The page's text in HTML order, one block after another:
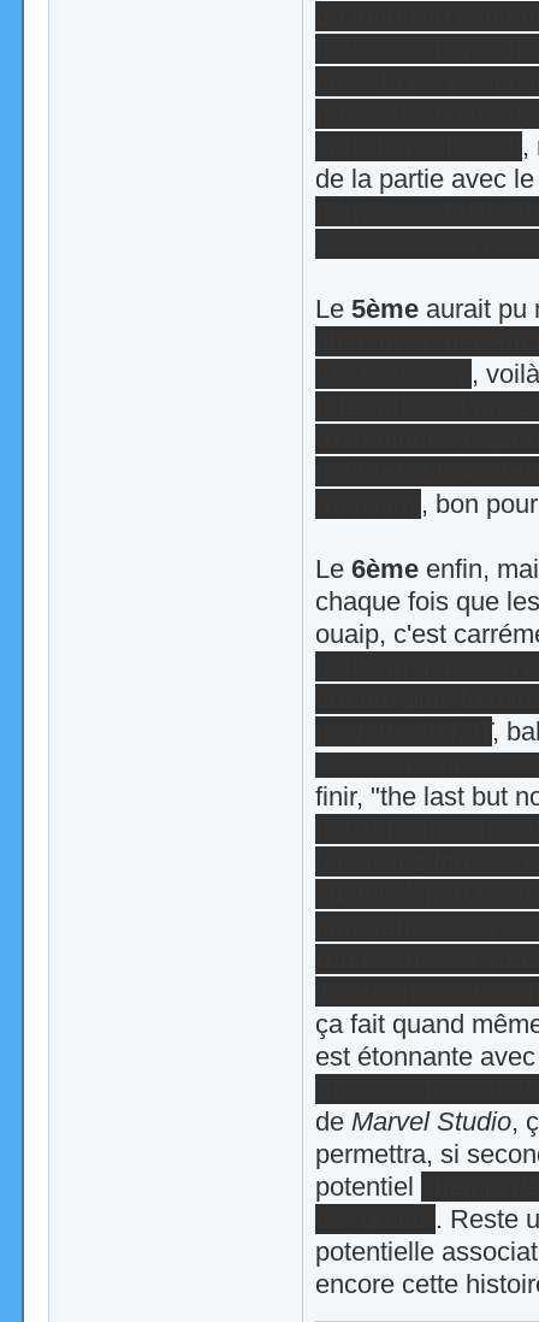
,
de la partie avec
Le 5èmeaurait pu
,
, bon
Le 6èmeenfin,
chaque fois que
ouaip, c'est
,
finir, "the last but
ça fait quand
est étonnante
de Marvel Studio,
permettra, si
potentiel
. Reste
potentielle
encore cette